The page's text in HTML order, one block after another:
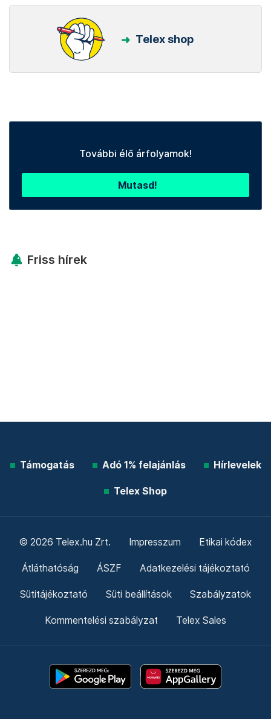
Telex shop
További élő árfolyamok!
Mutasd!
Friss hírek
Támogatás Adó 1% felajánlás Hírlevelek
Telex Shop
© 2026 Telex.hu Zrt. Impresszum Etikai kódex
Átláthatóság ÁSZF Adatkezelési tájékoztató
Sütitájékoztató Süti beállítások Szabályzatok
Kommentelési szabályzat Telex Sales